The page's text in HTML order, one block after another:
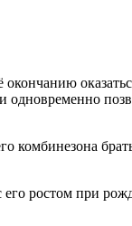
окончанию
комбинезона
ростом при